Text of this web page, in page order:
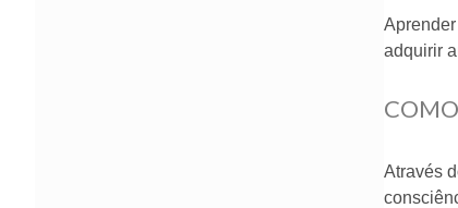
adquirir
Através